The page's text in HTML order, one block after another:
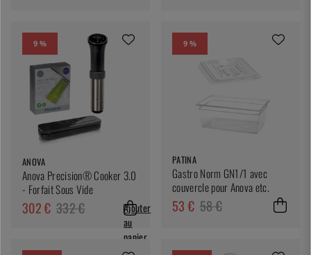
9 %
ANOVA
Anova Precision® Cooker 3.0
- Forfait Sous Vide
302 € 332 €
Ajouter
au
panier
9 %
PATINA
Gastro Norm GN1/1 avec
couvercle pour Anova etc.
53 € 58 €